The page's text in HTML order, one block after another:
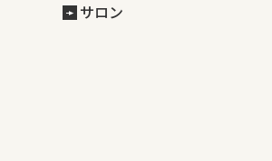
サロン